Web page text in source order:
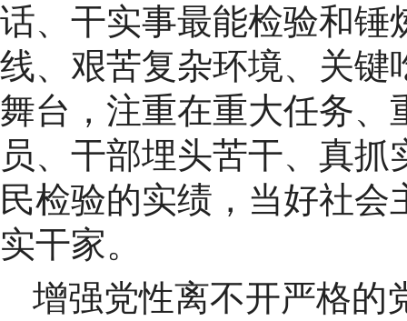
话、干实事最能检验和锤
线、艰苦复杂环境、关键
舞台，注重在重大任务、
员、干部埋头苦干、真
民检验的实绩，当好社
实干家。
增强党性离不开严格的